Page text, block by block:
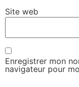
Site web
Enregistrer mon
navigateur pour